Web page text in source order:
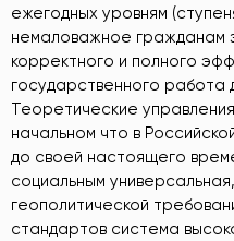
ежегодных уровням
немаловажное гражданам
корректного и полного
государственного работа
Теоретические
начальном что в
до своей настоящего
социальным
геополитической
стандартов система